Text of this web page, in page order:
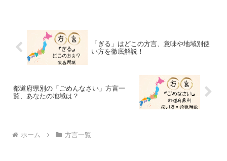
「ぎる」はどこの方言、意味や地域別使
い方を徹底解説！
都道府県別の「ごめんなさい」方言一
覧、あなたの地域は？
ホーム 方言一覧